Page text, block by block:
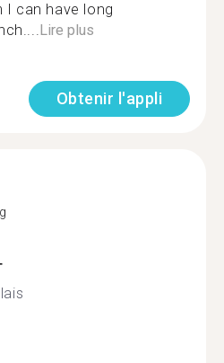
I can have long
Lire plus
Obtenir l'appli